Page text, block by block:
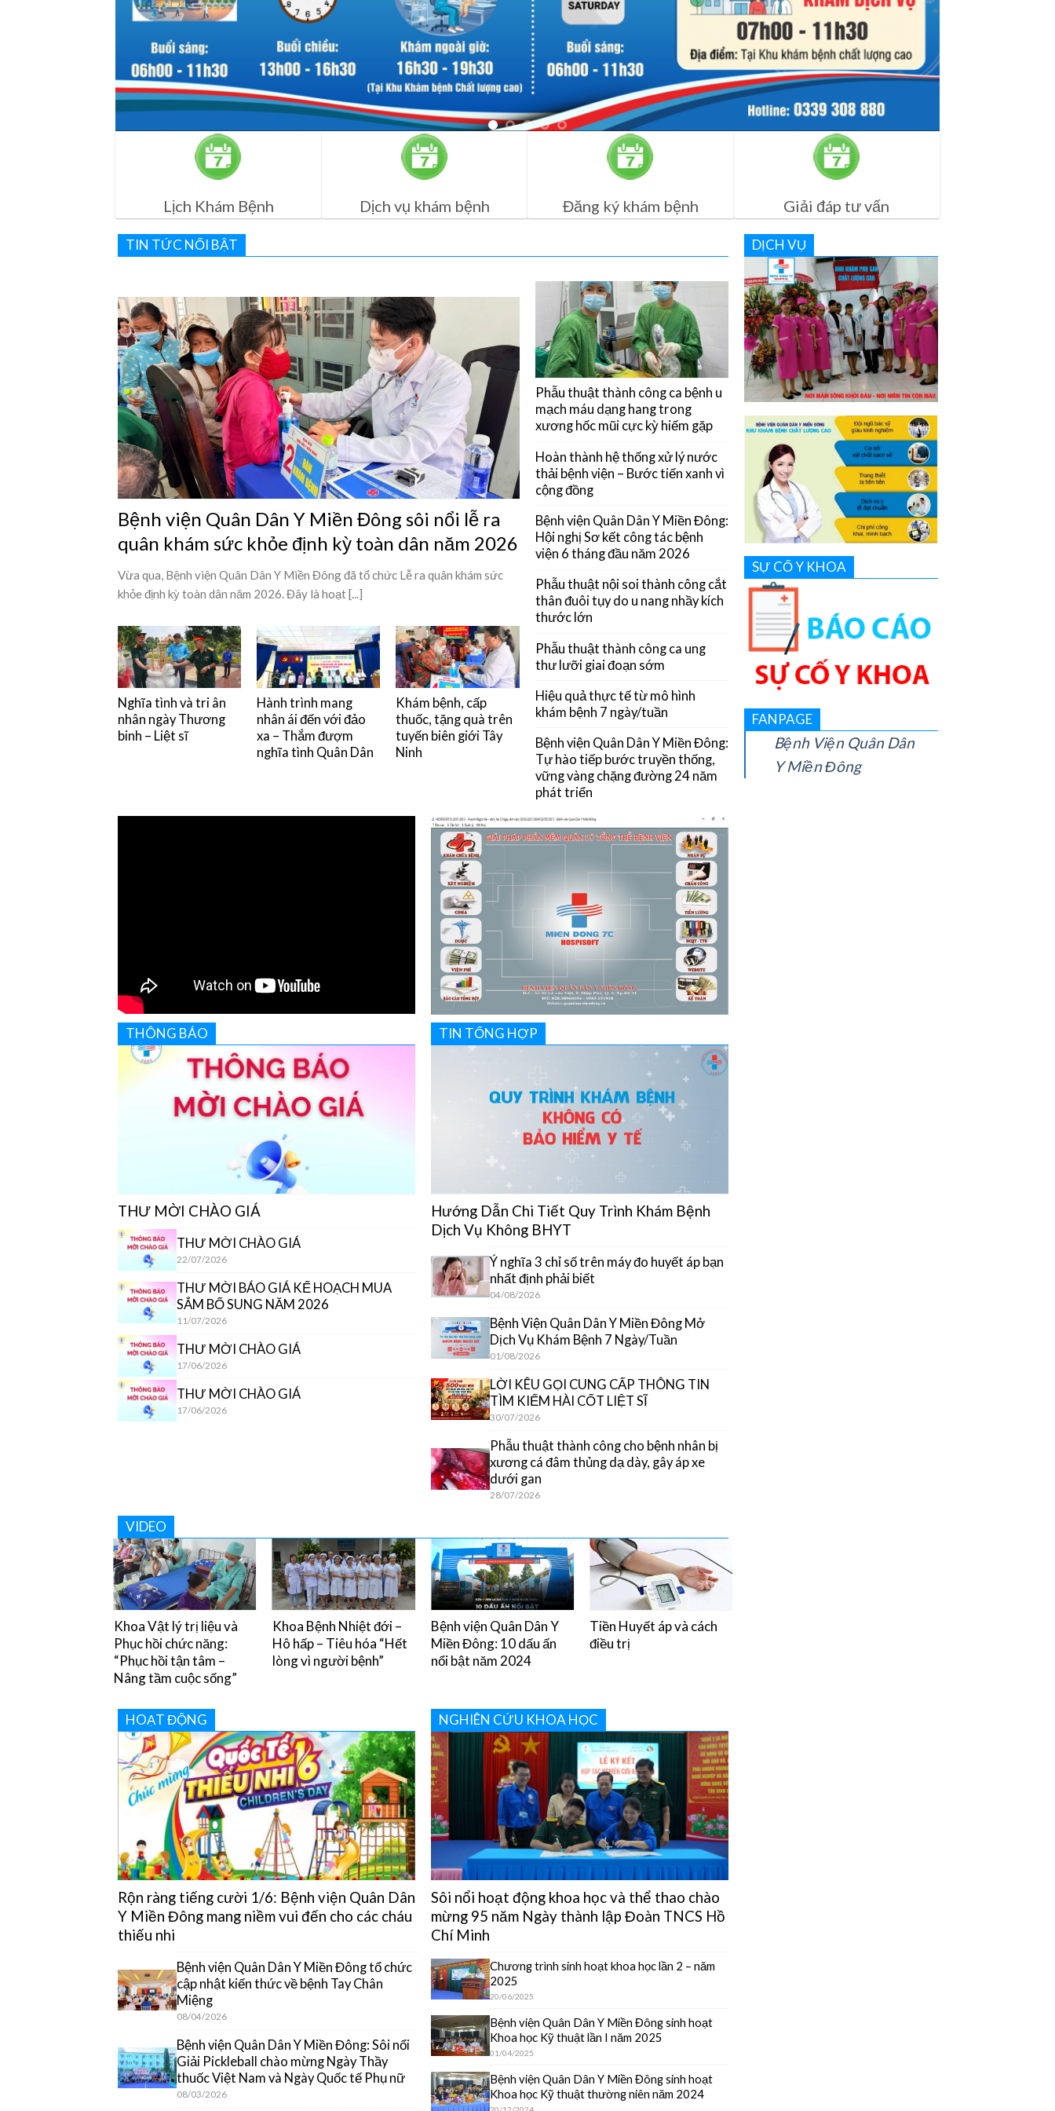
Lịch Khám Bệnh Dịch vụ khám bệnh Đăng ký khám bệnh Giải đáp tư vấn
TIN TỨC NỔI BẬT
Bệnh viện Quân Dân Y Miền Đông sôi nổi lễ ra
quân khám sức khỏe định kỳ toàn dân năm 2026
Vừa qua, Bệnh viện Quân Dân Y Miền Đông đã tổ chức Lễ ra quân khám sức
khỏe định kỳ toàn dân năm 2026. Đây là hoạt [...]
Nghĩa tình và tri ân
nhân ngày Thương
binh – Liệt sĩ
Hành trình mang
nhân ái đến với đảo
xa – Thắm đượm
nghĩa tình Quân Dân
Khám bệnh, cấp
thuốc, tặng quà trên
tuyến biên giới Tây
Ninh
Phẫu thuật thành công ca bệnh u
mạch máu dạng hang trong
xương hốc mũi cực kỳ hiếm gặp
Hoàn thành hệ thống xử lý nước
thải bệnh viện – Bước tiến xanh vì
cộng đồng
Bệnh viện Quân Dân Y Miền Đông:
Hội nghị Sơ kết công tác bệnh
viện 6 tháng đầu năm 2026
Phẫu thuật nội soi thành công cắt
thân đuôi tụy do u nang nhầy kích
thước lớn
Phẫu thuật thành công ca ung
thư lưỡi giai đoạn sớm
Hiệu quả thực tế từ mô hình
khám bệnh 7 ngày/tuần
Bệnh viện Quân Dân Y Miền Đông:
Tự hào tiếp bước truyền thống,
vững vàng chặng đường 24 năm
phát triển
THÔNG BÁO
THƯ MỜI CHÀO GIÁ
THƯ MỜI CHÀO GIÁ
22/07/2026
THƯ MỜI BÁO GIÁ KẾ HOẠCH MUA
SẮM BỔ SUNG NĂM 2026
11/07/2026
THƯ MỜI CHÀO GIÁ
17/06/2026
THƯ MỜI CHÀO GIÁ
17/06/2026
TIN TỔNG HỢP
Hướng Dẫn Chi Tiết Quy Trình Khám Bệnh
Dịch Vụ Không BHYT
Ý nghĩa 3 chỉ số trên máy đo huyết áp bạn
nhất định phải biết
04/08/2026
Bệnh Viện Quân Dân Y Miền Đông Mở
Dịch Vụ Khám Bệnh 7 Ngày/Tuần
01/08/2026
LỜI KÊU GỌI CUNG CẤP THÔNG TIN
TÌM KIẾM HÀI CỐT LIỆT SĨ
30/07/2026
Phẫu thuật thành công cho bệnh nhân bị
xương cá đâm thủng dạ dày, gây áp xe
dưới gan
28/07/2026
VIDEO
Bệnh viện Quân Dân Y
Miền Đông: 10 dấu ấn
nổi bật năm 2024
Tiền Huyết áp và cách
điều trị
Khoa Vật lý trị liệu và
Phục hồi chức năng:
“Phục hồi tận tâm –
Nâng tầm cuộc sống”
Khoa Bệnh Nhiệt đới –
Hô hấp – Tiêu hóa “Hết
lòng vì người bệnh”
HOẠT ĐỘNG
Rộn ràng tiếng cười 1/6: Bệnh viện Quân Dân
Y Miền Đông mang niềm vui đến cho các cháu
thiếu nhi
Bệnh viện Quân Dân Y Miền Đông tổ chức
cập nhật kiến thức về bệnh Tay Chân
Miệng
08/04/2026
Bệnh viện Quân Dân Y Miền Đông: Sôi nổi
Giải Pickleball chào mừng Ngày Thầy
thuốc Việt Nam và Ngày Quốc tế Phụ nữ
08/03/2026
NGHIÊN CỨU KHOA HỌC
Sôi nổi hoạt động khoa học và thể thao chào
mừng 95 năm Ngày thành lập Đoàn TNCS Hồ
Chí Minh
Chương trình sinh hoạt khoa học lần 2 – năm
2025
20/06/2025
Bệnh viện Quân Dân Y Miền Đông sinh hoạt
Khoa học Kỹ thuật lần I năm 2025
01/04/2025
Bệnh viện Quân Dân Y Miền Đông sinh hoạt
Khoa học Kỹ thuật thường niên năm 2024
DỊCH VỤ
SỰ CỐ Y KHOA
FANPAGE
Bệnh Viện Quân Dân
Y Miền Đông